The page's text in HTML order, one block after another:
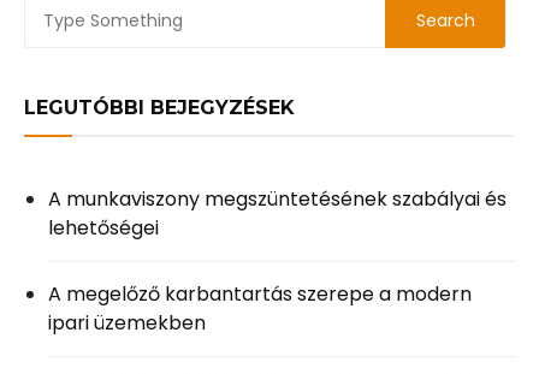
LEGUTÓBBI BEJEGYZÉSEK
A munkaviszony megszüntetésének szabályai és
lehetőségei
A megelőző karbantartás szerepe a modern
ipari üzemekben